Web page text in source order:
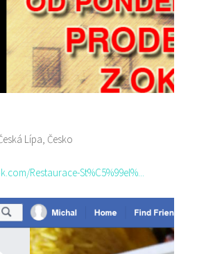
Lípa, Česko
Restaurace-St%C5%99el%...